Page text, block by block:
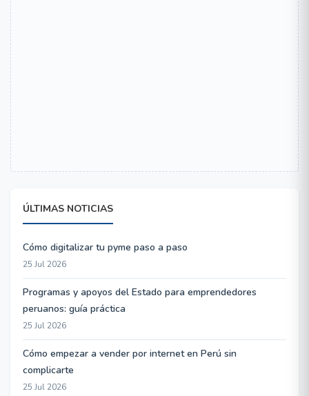
ÚLTIMAS NOTICIAS
Cómo digitalizar tu pyme paso a paso
25 Jul 2026
Programas y apoyos del Estado para emprendedores
peruanos: guía práctica
25 Jul 2026
Cómo empezar a vender por internet en Perú sin
complicarte
25 Jul 2026